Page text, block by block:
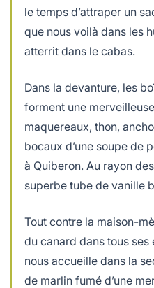
le temps d’attraper un
que nous voilà dans les
atterrit dans le cabas.
Dans la devanture, les
forment une
maquereaux, thon,
bocaux d’une soupe de
à Quiberon. Au rayon
superbe tube de vanille
Tout contre la maison-
du canard dans tous
nous accueille dans la
de marlin fumé d’une